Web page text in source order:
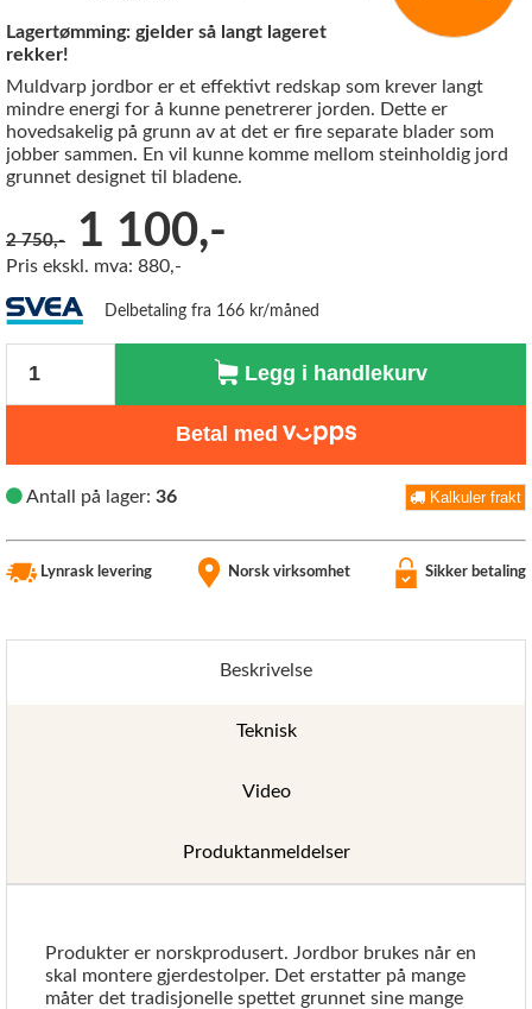
Lagertømming: gjelder så langt lageret
rekker!
Muldvarp jordbor er et effektivt redskap som krever langt
mindre energi for å kunne penetrerer jorden. Dette er
hovedsakelig på grunn av at det er fire separate blader som
jobber sammen. En vil kunne komme mellom steinholdig jord
grunnet designet til bladene.
2 750,-
1 100,-
Pris ekskl. mva: 880,-
Delbetaling fra 166 kr/måned
Legg i handlekurv
Betal med
Antall på lager: 36 Kalkuler frakt
Lynrask levering Norsk virksomhet Sikker betaling
Beskrivelse
Teknisk
Video
Produktanmeldelser
Produkter er norskprodusert. Jordbor brukes når en
skal montere gjerdestolper. Det erstatter på mange
måter det tradisjonelle spettet grunnet sine mange